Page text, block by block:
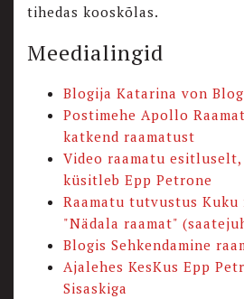
tihedas kooskõlas.
Meedialingid
Blogija Katarina von
Postimehe Apollo
katkend raamatust
Video raamatu
küsitleb Epp Petrone
Raamatu tutvustus Kuku
"Nädala raamat"
Blogis Sehkendamine
Ajalehes KesKus Epp
Sisaskiga